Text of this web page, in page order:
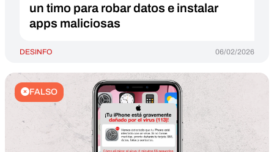
un timo para robar datos e instalar
apps maliciosas
DESINFO 06/02/2026
FALSO